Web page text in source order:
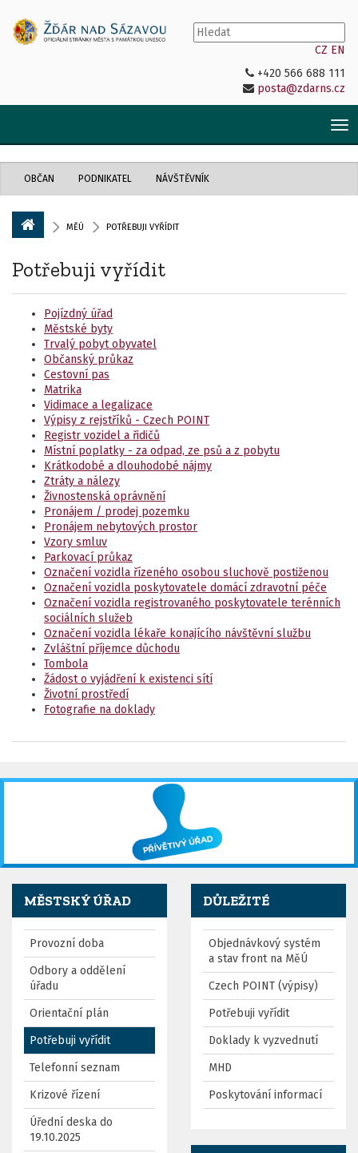
CZ EN
+420 566 688 111
posta@zdarns.cz
OBČAN PODNIKATEL NÁVŠTĚVNÍK
MĚÚ POTŘEBUJI VYŘÍDIT
Potřebuji vyřídit
Pojízdný úřad
Městské byty
Trvalý pobyt obyvatel
Občanský průkaz
Cestovní pas
Matrika
Vidimace a legalizace
Výpisy z rejstříků - Czech POINT
Registr vozidel a řidičů
Místní poplatky - za odpad, ze psů a z pobytu
Krátkodobé a dlouhodobé nájmy
Ztráty a nálezy
Živnostenská oprávnění
Pronájem / prodej pozemku
Pronájem nebytových prostor
Vzory smluv
Parkovací průkaz
Označení vozidla řízeného osobou sluchově postiženou
Označení vozidla poskytovatele domácí zdravotní péče
Označení vozidla registrovaného poskytovatele terénních
sociálních služeb
Označení vozidla lékaře konajícího návštěvní službu
Zvláštní příjemce důchodu
Tombola
Žádost o vyjádření k existenci sítí
Životní prostředí
Fotografie na doklady
MĚSTSKÝ ÚŘAD
Provozní doba
Odbory a oddělení
úřadu
Orientační plán
Potřebuji vyřídit
Telefonní seznam
Krizové řízení
Úřední deska do
19.10.2025
DŮLEŽITÉ
Objednávkový systém
a stav front na MěÚ
Czech POINT (výpisy)
Potřebuji vyřídit
Doklady k vyzvednutí
MHD
Poskytování informací